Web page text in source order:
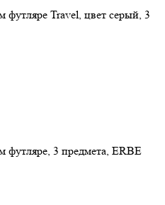
Travel, цвет серый, 3
3 предмета, ERBE